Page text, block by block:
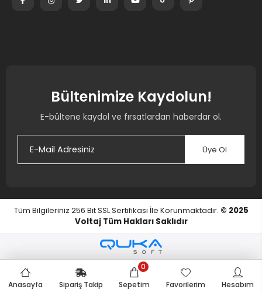
Bültenimize Kaydolun!
E-bültene kaydol ve fırsatlardan haberdar ol.
Üye Ol
Tüm Bilgileriniz 256 Bit SSL Sertifikası İle Korunmaktadır. © 2025
Voltaj Tüm Hakları Saklıdır
Anasayfa Sipariş Takip Sepetim
0
Favorilerim
Hesabım